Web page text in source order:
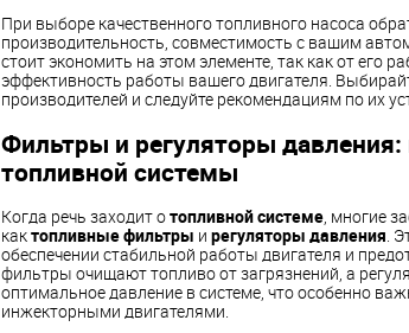
При выборе качественного топливного насоса
производительность, совместимость с вашим
стоит экономить на этом элементе, так как от его
эффективность работы вашего двигателя.
производителей и следуйте рекомендациям по их
Фильтры и регуляторы
топливной системы
Когда речь заходит отопливной системе, многие
кактопливные фильтры и регуляторы давления .
обеспечении стабильной работы двигателя и
фильтры очищают топливо от загрязнений, а
оптимальное давление в системе, что особенно
инжекторными двигателями.